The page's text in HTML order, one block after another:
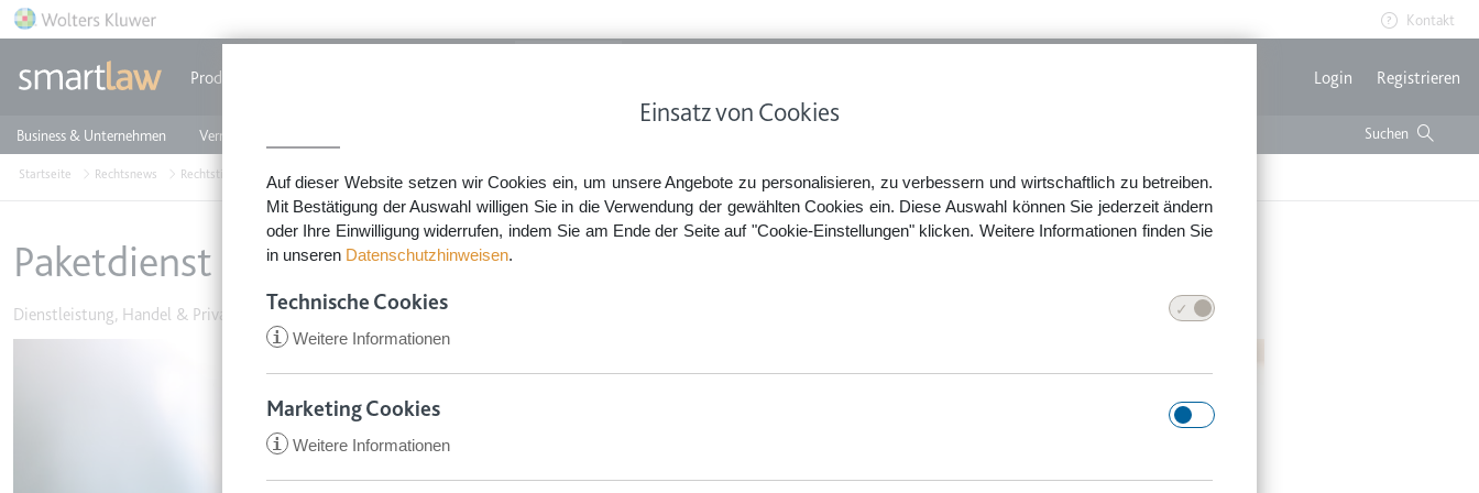
Einsatz von Cookies
Auf dieser Website setzen wir Cookies ein, um unsere Angebote zu personalisieren, zu verbessern und wirtschaftlich zu betreiben.
Mit Bestätigung der Auswahl willigen Sie in die Verwendung der gewählten Cookies ein. Diese Auswahl können Sie jederzeit ändern
oder Ihre Einwilligung widerrufen, indem Sie am Ende der Seite auf "Cookie-Einstellungen" klicken. Weitere Informationen finden Sie
in unseren Datenschutzhinweisen.
Technische Cookies
i Weitere Informationen
CookieConsent
Anbieter:
app.smartlaw.de
Marketing Cookies
i Weitere Informationen
Direkt zum Inhalt Kontakt
Produkte
Business & Unternehmen Vermieten & Immobilien
Login Registrieren
Startseite Rechtsnews Rechtstipps Familie & Privates Dienstleistung, Handel & Privatverkäufe Paketdienst haftet: Mehl statt MacBook
Paketdienst haftet: Mehl statt MacBook
Dienstleistung, Handel & Privatverkäufe • 14. November 2025